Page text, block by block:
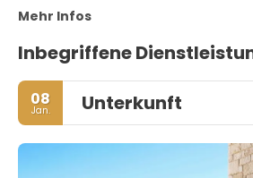
Mehr Infos
Inbegriffene
08
Jan. Unterkunft